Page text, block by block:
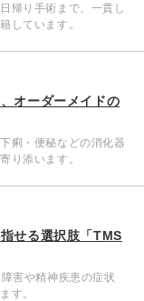
帰り手術まで、一貫し
しています。
オーダーメイドの
痢・便秘などの消化器
り添います。
せる選択肢「TMS
害や精神疾患の症状
す。